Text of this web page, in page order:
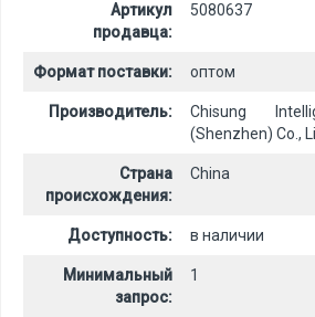
Артикул
продавца:
5080637
Формат поставки: оптом
Производитель:
Chisung
(Shenzhen) Co.,
Страна
происхождения:
China
Доступность: в наличии
Минимальный
запрос:
1